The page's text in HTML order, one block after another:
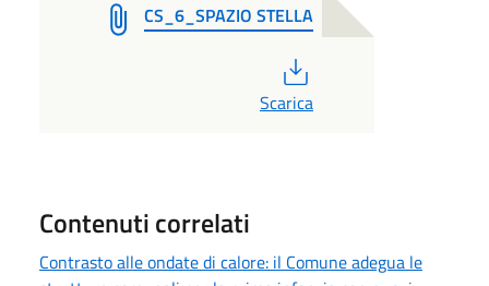
CS_6_SPAZIO STELLA
Scarica
Contenuti correlati
Contrasto alle ondate di calore: il Comune adegua le